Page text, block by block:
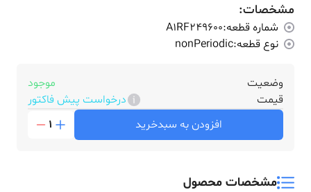
مشخصات:
شماره قطعه:A1RF249600
نوع قطعه:nonPeriodic
وضعیت
موجود
قیمت
درخواست پیش فاکتور
افزودن به سبدخرید
1
مشخصات محصول